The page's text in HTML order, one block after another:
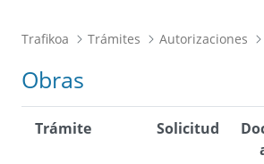
Trafikoa Trámites Autorizaciones
Obras
Trámite Solicitud